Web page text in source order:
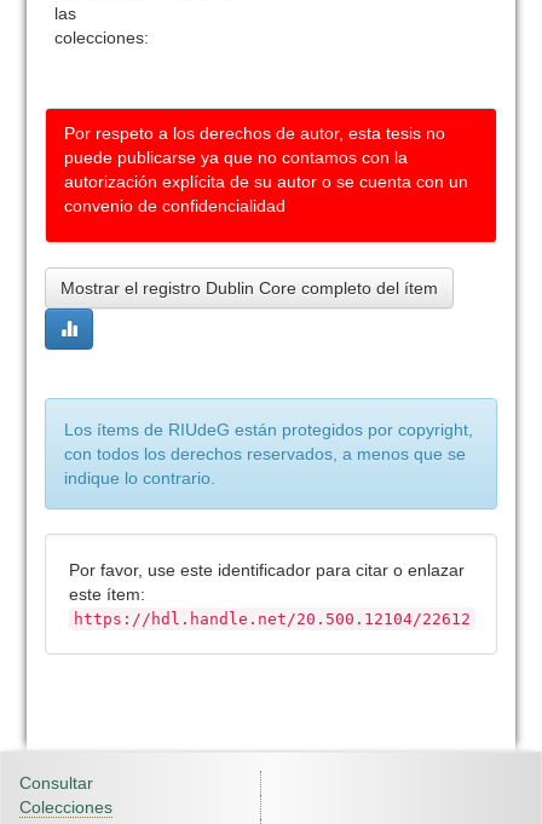
las
colecciones:
Por respeto a los derechos de autor, esta tesis no
puede publicarse ya que no contamos con la
autorización explícita de su autor o se cuenta con un
convenio de confidencialidad
Mostrar el registro Dublin Core completo del ítem
Los ítems de RIUdeG están protegidos por copyright,
con todos los derechos reservados, a menos que se
indique lo contrario.
Por favor, use este identificador para citar o enlazar
este ítem:
https://hdl.handle.net/20.500.12104/22612
Consultar
Colecciones